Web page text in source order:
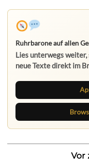
Ruhrbarone auf allen
Lies unterwegs
neue Texte direkt im
Vor